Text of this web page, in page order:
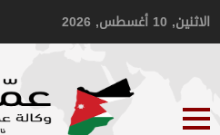
الاثنين, 10 أغسطس, 2026